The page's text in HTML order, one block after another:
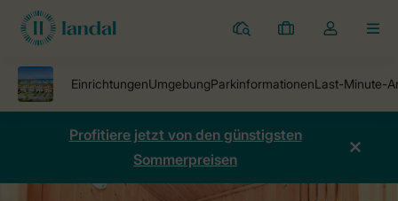
Ferienparks
Meine
Dropdown-
öffnen
Profitiere jetzt von den günstigsten
Sommerpreisen